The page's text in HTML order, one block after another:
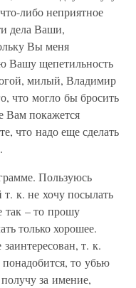
либо неприятное
дела Ваши,
Вы меня
Вашу щепетильность
милый, Владимир
что могло бы бросить
Вам покажется
что надо еще сделать
Пользуюсь
т. к. не хочу посылать
так – то прошу
только хорошее.
т. к.
то убью
за имение,